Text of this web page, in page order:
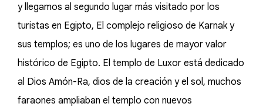
y llegamos al segundo lugar más visitado por los
turistas en Egipto, El complejo religioso de Karnak y
sus templos; es uno de los lugares de mayor valor
histórico de Egipto. El templo de Luxor está dedicado
al Dios Amón-Ra, dios de la creación y el sol, muchos
faraones ampliaban el templo con nuevos